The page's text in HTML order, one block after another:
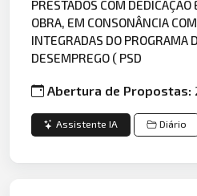
PRESTADOS COM
OBRA, EM CONSONÂNCIA
INTEGRADAS DO PROGRAMA
DESEMPREGO ( PSD
Abertura de Propostas:
Assistente IA Diário